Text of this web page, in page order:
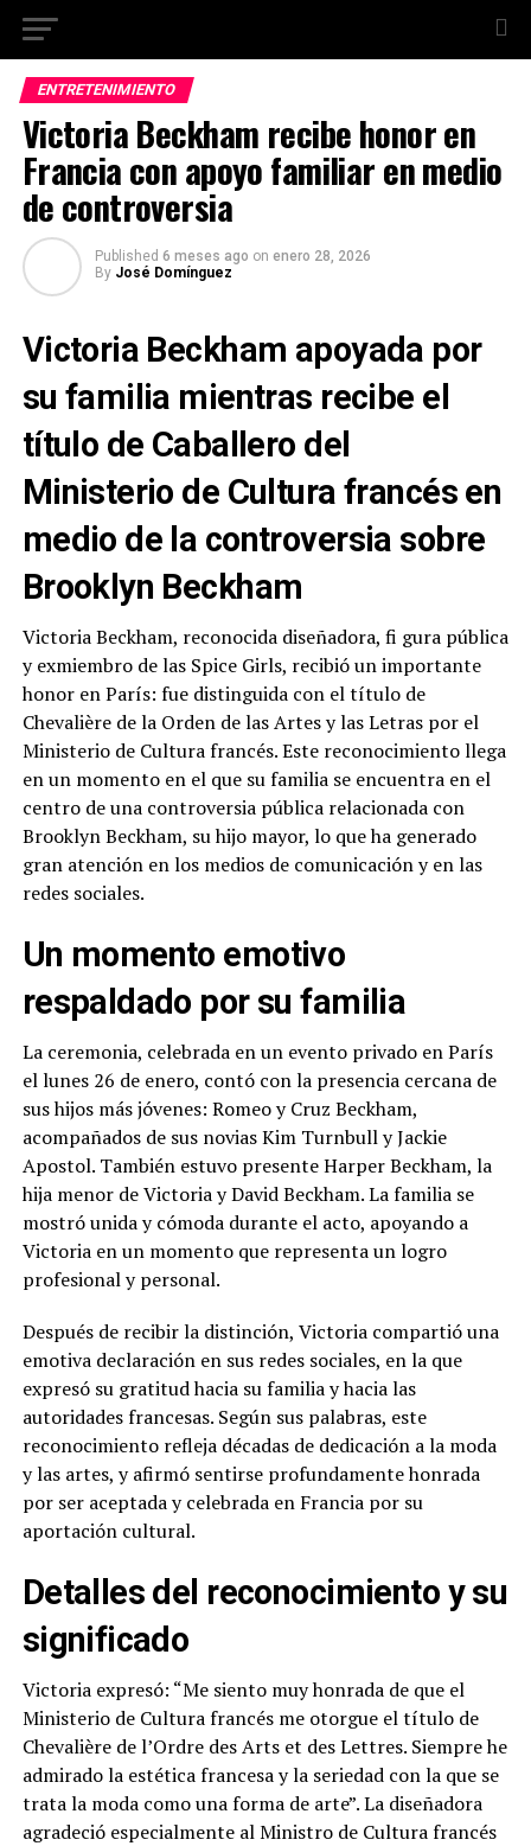
ENTRETENIMIENTO
Victoria Beckham recibe honor en
Francia con apoyo familiar en medio
de controversia
Published 6 meses ago on enero 28, 2026
By José Domínguez
Victoria Beckham apoyada por
su familia mientras recibe el
título de Caballero del
Ministerio de Cultura francés en
medio de la controversia sobre
Brooklyn Beckham
Victoria Beckham, reconocida diseñadora, fi gura pública
y exmiembro de las Spice Girls, recibió un importante
honor en París: fue distinguida con el título de
Chevalière de la Orden de las Artes y las Letras por el
Ministerio de Cultura francés. Este reconocimiento llega
en un momento en el que su familia se encuentra en el
centro de una controversia pública relacionada con
Brooklyn Beckham, su hijo mayor, lo que ha generado
gran atención en los medios de comunicación y en las
redes sociales.
Un momento emotivo
respaldado por su familia
La ceremonia, celebrada en un evento privado en París
el lunes 26 de enero, contó con la presencia cercana de
sus hijos más jóvenes: Romeo y Cruz Beckham,
acompañados de sus novias Kim Turnbull y Jackie
Apostol. También estuvo presente Harper Beckham, la
hija menor de Victoria y David Beckham. La familia se
mostró unida y cómoda durante el acto, apoyando a
Victoria en un momento que representa un logro
profesional y personal.
Después de recibir la distinción, Victoria compartió una
emotiva declaración en sus redes sociales, en la que
expresó su gratitud hacia su familia y hacia las
autoridades francesas. Según sus palabras, este
reconocimiento refleja décadas de dedicación a la moda
y las artes, y afirmó sentirse profundamente honrada
por ser aceptada y celebrada en Francia por su
aportación cultural.
Detalles del reconocimiento y su
significado
Victoria expresó: “Me siento muy honrada de que el
Ministerio de Cultura francés me otorgue el título de
Chevalière de l’Ordre des Arts et des Lettres. Siempre he
admirado la estética francesa y la seriedad con la que se
trata la moda como una forma de arte”. La diseñadora
agradeció especialmente al Ministro de Cultura francés